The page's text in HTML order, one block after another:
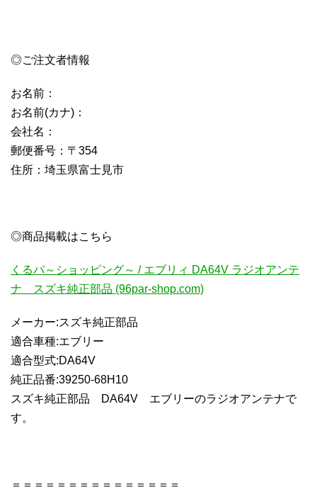
◎ご注文者情報
お名前：
お名前(カナ)：
会社名：
郵便番号：〒354
住所：埼玉県富士見市
◎商品掲載はこちら
くるパ～ショッピング～ / エブリィ DA64V ラジオアンテ
ナ スズキ純正部品 (96par-shop.com)
メーカー:スズキ純正部品
適合車種:エブリー
適合型式:DA64V
純正品番:39250-68H10
スズキ純正部品 DA64V エブリーのラジオアンテナで
す。
＝＝＝＝＝＝＝＝＝＝＝＝＝＝＝